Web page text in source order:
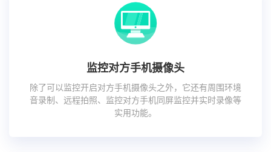
监控对方手机摄像头
除了可以监控开启对方手机摄像头之外，它还有周围环境
音录制、远程拍照、监控对方手机同屏监控并实时录像等
实用功能。